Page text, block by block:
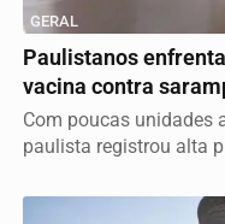
GERAL
Paulistanos
vacina contra
Com poucas unidades
paulista registrou alta